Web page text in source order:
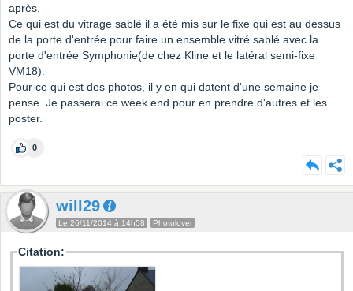
après.
Ce qui est du vitrage sablé il a été mis sur le fixe qui est au dessus
de la porte d'entrée pour faire un ensemble vitré sablé avec la
porte d'entrée Symphonie(de chez Kline et le latéral semi-fixe
VM18).
Pour ce qui est des photos, il y en qui datent d'une semaine je
pense. Je passerai ce week end pour en prendre d'autres et les
poster.
0
will29
Le 26/11/2014 à 14h58 Photolover
Citation: